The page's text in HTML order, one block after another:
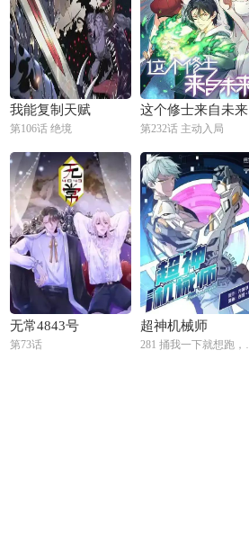
我能复制天赋
第106话 绝境
这个修士来自未来
第232话 主动入局
无常4843号
第73话
超神机械师